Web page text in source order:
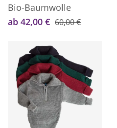
Bio-Baumwolle
ab 42,00 € 60,00 €